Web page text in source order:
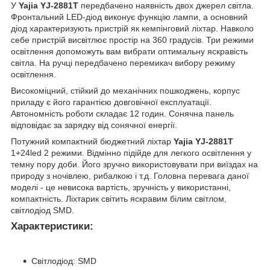
У Yajia YJ-2881T передбачено наявність двох джерел світла.
Фронтальний LED-діод виконує функцію лампи, а основний
діод характеризують пристрій як кемпінговий ліхтар. Навколо
себе пристрій висвітлює простір на 360 градусів. Три режими
освітлення допоможуть вам вибрати оптимальну яскравість
світла. На ручці передбачено перемикач вибору режиму
освітлення.
Високоміцний, стійкий до механічних пошкоджень, корпус
приладу є його гарантією довговічної експлуатації.
Автономність роботи складає 12 годин. Сонячна панель
відповідає за зарядку від сонячної енергії.
Потужний компактний бюджетний ліхтар Yajia YJ-2881T
1+24led 2 режими. Відмінно підійде для легкого освітлення у
темну пору доби. Його зручно використовувати при виїздах на
природу з ночівлею, рибалкою і т.д. Головна перевага даної
моделі - це невисока вартість, зручність у використанні,
компактність. Ліхтарик світить яскравим білим світлом,
світлодіод SMD.
Характеристики:
Світлодіод: SMD